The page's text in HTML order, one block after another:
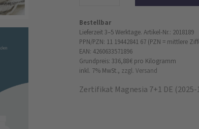
Bestellbar
Lieferzeit 3–5 Werktage. Artikel-Nr.: 2018189
PPN/PZN: 11 19442841 67 (PZN = mittlere
EAN: 4260633571896
Grundpreis: 336,88 € pro Kilogramm
inkl. 7% MwSt., zzgl. Versand
Zertifikat Magnesia 7+1 DE (2025-